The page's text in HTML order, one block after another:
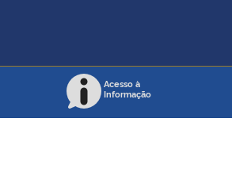
Acesso à
Informação